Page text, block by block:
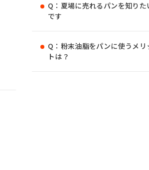
Q：夏場に売れるパンを知りた
です
Q：粉末油脂をパンに使うメリ
トは？